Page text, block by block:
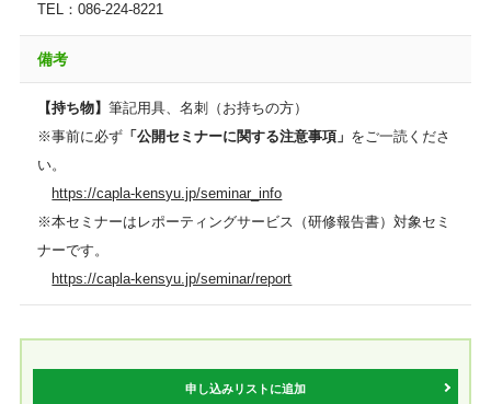
TEL：086-224-8221
備考
【持ち物】筆記用具、名刺（お持ちの方）
※事前に必ず 「公開セミナーに関する注意事項」 をご一読くださ
い。
https://capla-kensyu.jp/seminar_info
※本セミナーはレポーティングサービス（研修報告書）対象セミ
ナーです。
https://capla-kensyu.jp/seminar/report
申し込みリストに追加